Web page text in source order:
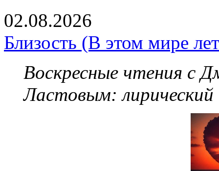
02.08.2026
Близость (В этом мире
Воскресные чтения с
Ластовым: